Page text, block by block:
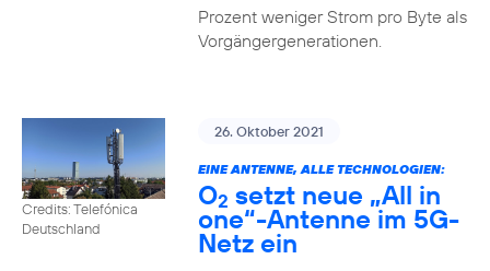
Prozent weniger Strom pro Byte als
Vorgängergenerationen.
Credits: Telefónica
Deutschland
26. Oktober 2021
EINE ANTENNE, ALLE TECHNOLOGIEN:
O2 setzt neue „All in
one“-Antenne im 5G-
Netz ein